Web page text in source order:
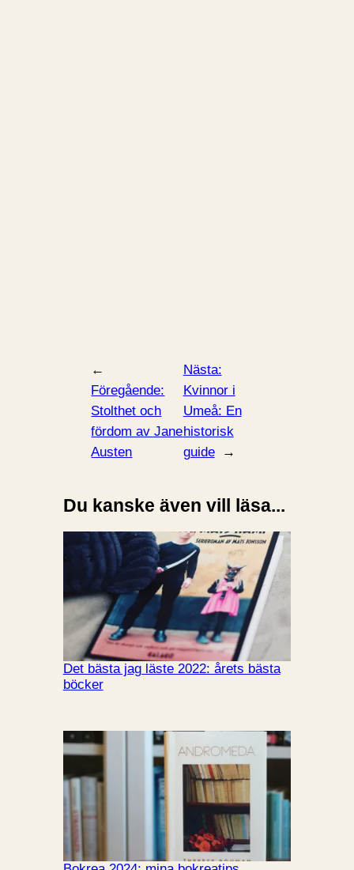
←
Föregående:
Stolthet och
fördom av Jane
Austen
Nästa:
Kvinnor i
Umeå: En
historisk
guide
→
Du kanske även vill läsa...
Det bästa jag läste 2022: årets bästa
böcker